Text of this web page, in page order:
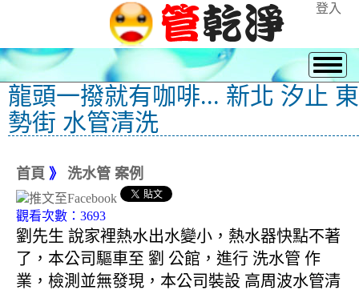
登入
龍頭一撥就有咖啡... 新北 汐止 東
勢街 水管清洗
首頁 》 洗水管 案例
觀看次數：3693
劉先生 說家裡熱水出水變小，熱水器快點不著
了，本公司驅車至 劉 公館，進行 洗水管 作
業，檢測並無發現，本公司裝設 高周波水管清